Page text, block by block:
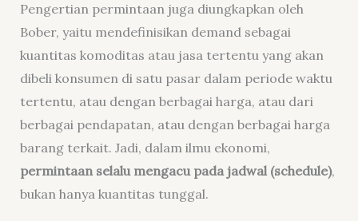
Pengertian permintaan juga diungkapkan oleh
Bober, yaitu mendefinisikan demand sebagai
kuantitas komoditas atau jasa tertentu yang akan
dibeli konsumen di satu pasar dalam periode waktu
tertentu, atau dengan berbagai harga, atau dari
berbagai pendapatan, atau dengan berbagai harga
barang terkait. Jadi, dalam ilmu ekonomi,
permintaan selalu mengacu pada jadwal (schedule),
bukan hanya kuantitas tunggal.